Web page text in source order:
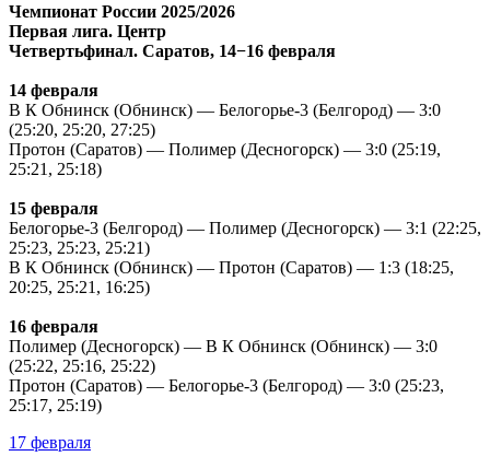
Чемпионат России 2025/2026
Первая лига. Центр
Четвертьфинал. Саратов, 14−16 февраля
14 февраля
В К Обнинск (Обнинск) — Белогорье-3 (Белгород) — 3:0
(25:20, 25:20, 27:25)
Протон (Саратов) — Полимер (Десногорск) — 3:0 (25:19,
25:21, 25:18)
15 февраля
Белогорье-3 (Белгород) — Полимер (Десногорск) — 3:1 (22:25,
25:23, 25:23, 25:21)
В К Обнинск (Обнинск) — Протон (Саратов) — 1:3 (18:25,
20:25, 25:21, 16:25)
16 февраля
Полимер (Десногорск) — В К Обнинск (Обнинск) — 3:0
(25:22, 25:16, 25:22)
Протон (Саратов) — Белогорье-3 (Белгород) — 3:0 (25:23,
25:17, 25:19)
17 февраля